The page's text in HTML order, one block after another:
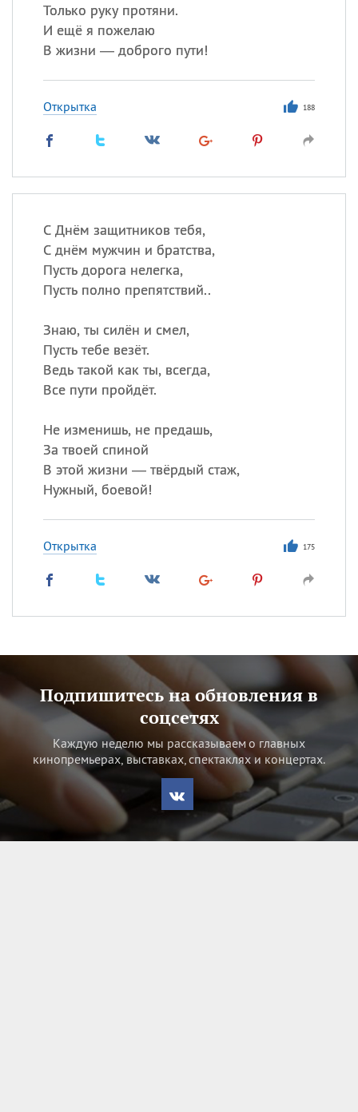
Только руку протяни.
И ещё я пожелаю
В жизни — доброго пути!
Открытка 188
С Днём защитников тебя,
С днём мужчин и братства,
Пусть дорога нелегка,
Пусть полно препятствий..
Знаю, ты силён и смел,
Пусть тебе везёт.
Ведь такой как ты, всегда,
Все пути пройдёт.
Не изменишь, не предашь,
За твоей спиной
В этой жизни — твёрдый стаж,
Нужный, боевой!
Открытка 175
Подпишитесь на обновления в
соцсетях
Каждую неделю мы рассказываем о главных
кинопремьерах, выставках, спектаклях и концертах.